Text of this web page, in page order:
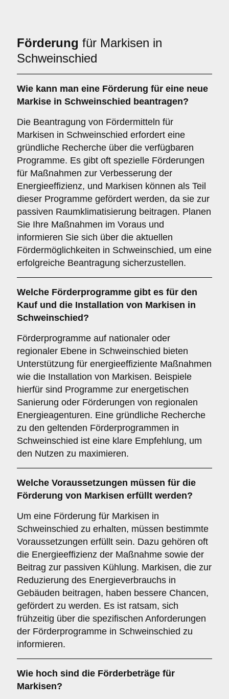
Förderung für Markisen in
Schweinschied
Wie kann man eine Förderung für eine neue
Markise in Schweinschied beantragen?
Die Beantragung von Fördermitteln für
Markisen in Schweinschied erfordert eine
gründliche Recherche über die verfügbaren
Programme. Es gibt oft spezielle Förderungen
für Maßnahmen zur Verbesserung der
Energieeffizienz, und Markisen können als Teil
dieser Programme gefördert werden, da sie zur
passiven Raumklimatisierung beitragen. Planen
Sie Ihre Maßnahmen im Voraus und
informieren Sie sich über die aktuellen
Fördermöglichkeiten in Schweinschied, um eine
erfolgreiche Beantragung sicherzustellen.
Welche Förderprogramme gibt es für den
Kauf und die Installation von Markisen in
Schweinschied?
Förderprogramme auf nationaler oder
regionaler Ebene in Schweinschied bieten
Unterstützung für energieeffiziente Maßnahmen
wie die Installation von Markisen. Beispiele
hierfür sind Programme zur energetischen
Sanierung oder Förderungen von regionalen
Energieagenturen. Eine gründliche Recherche
zu den geltenden Förderprogrammen in
Schweinschied ist eine klare Empfehlung, um
den Nutzen zu maximieren.
Welche Voraussetzungen müssen für die
Förderung von Markisen erfüllt werden?
Um eine Förderung für Markisen in
Schweinschied zu erhalten, müssen bestimmte
Voraussetzungen erfüllt sein. Dazu gehören oft
die Energieeffizienz der Maßnahme sowie der
Beitrag zur passiven Kühlung. Markisen, die zur
Reduzierung des Energieverbrauchs in
Gebäuden beitragen, haben bessere Chancen,
gefördert zu werden. Es ist ratsam, sich
frühzeitig über die spezifischen Anforderungen
der Förderprogramme in Schweinschied zu
informieren.
Wie hoch sind die Förderbeträge für
Markisen?